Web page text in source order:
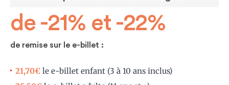
de -21% et -22%
de remise sur le e-billet :
21,70€ le e-billet enfant (3 à 10 ans inclus)